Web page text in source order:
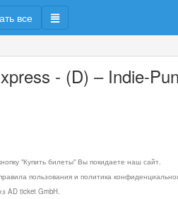
все
- (D) – Indie-
"Купить билеты" Вы покидаете наш сайт.
пользования и политика
AD ticket GmbH.